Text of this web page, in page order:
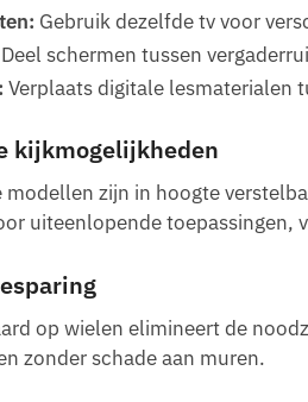
Gebruik dezelfde tv voor
Deel schermen tussen
Verplaats digitale lesmaterialen
kijkmogelijkheden
modellen zijn in hoogte
uiteenlopende toepassingen,
op wielen elimineert de
zonder schade aan muren.